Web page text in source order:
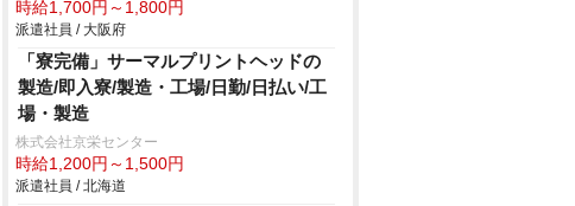
時給1,700円～1,800円
派遣社員 / 大阪府
「寮完備」サーマルプリントヘッドの
製造/即入寮/製造・工場/日勤/日払い/工
場・製造
株式会社京栄センター
時給1,200円～1,500円
派遣社員 / 北海道